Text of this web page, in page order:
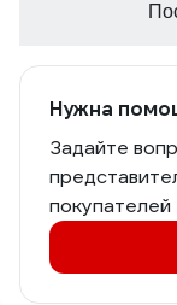
Нужна
Задайте
покупателей